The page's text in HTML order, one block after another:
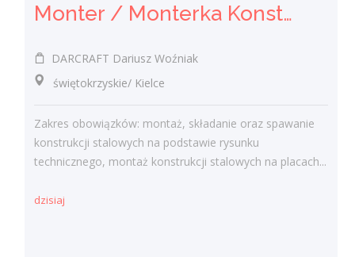
Monter / Monterka Konstrukcji Stalowych
DARCRAFT Dariusz Woźniak
świętokrzyskie/ Kielce
Zakres obowiązków: montaż, składanie oraz spawanie
konstrukcji stalowych na podstawie rysunku
technicznego, montaż konstrukcji stalowych na placach...
dzisiaj